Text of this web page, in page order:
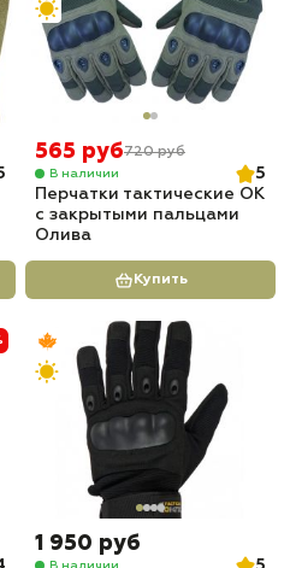
565 руб720 руб
В наличии
5
Перчатки тактические OK
с закрытыми пальцами
Олива
Купить
1 950 руб
В наличии